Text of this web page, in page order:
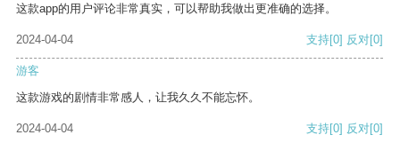
这款app的用户评论非常真实，可以帮助我做出更准确的选择。
2024-04-04 支持[0] 反对[0]
游客
这款游戏的剧情非常感人，让我久久不能忘怀。
2024-04-04 支持[0] 反对[0]